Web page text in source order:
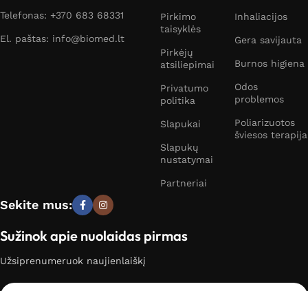
Telefonas: +370 683 68331
El. paštas: info@biomed.lt
Pirkimo
taisyklės
Pirkėjų
atsiliepimai
Privatumo
politika
Slapukai
Slapukų
nustatymai
Partneriai
Inhaliacijos
Gera savijauta
Burnos higiena
Odos
problemos
Poliarizuotos
šviesos terapija
Sekite mus:
Sužinok apie nuolaidas pirmas
Užsiprenumeruok naujienlaiškį